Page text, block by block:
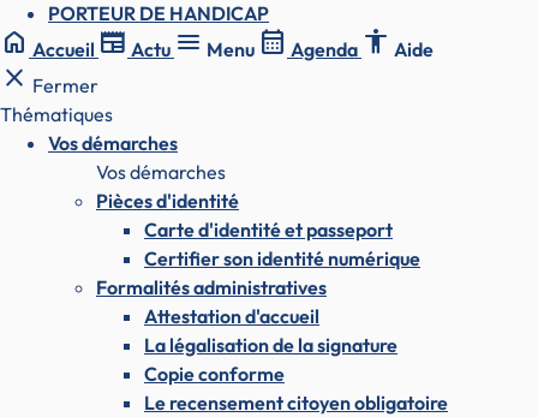
PORTEUR DE HANDICAP
home Accueil newspaper Actu menu Menu calendar_month Agenda accessibility Aide
close Fermer
Thématiques
Vos démarches
Vos démarches
Pièces d'identité
Carte d'identité et passeport
Certifier son identité numérique
Formalités administratives
Attestation d'accueil
La légalisation de la signature
Copie conforme
Le recensement citoyen obligatoire